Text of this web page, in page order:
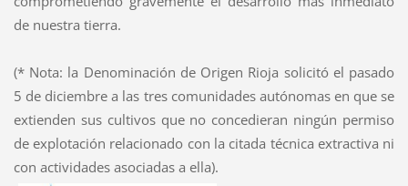
de nuestra tierra.
(* Nota: la Denominación de Origen Rioja solicitó el pasado
5 de diciembre a las tres comunidades autónomas en que se
extienden sus cultivos que no concedieran ningún permiso
de explotación relacionado con la citada técnica extractiva ni
con actividades asociadas a ella).